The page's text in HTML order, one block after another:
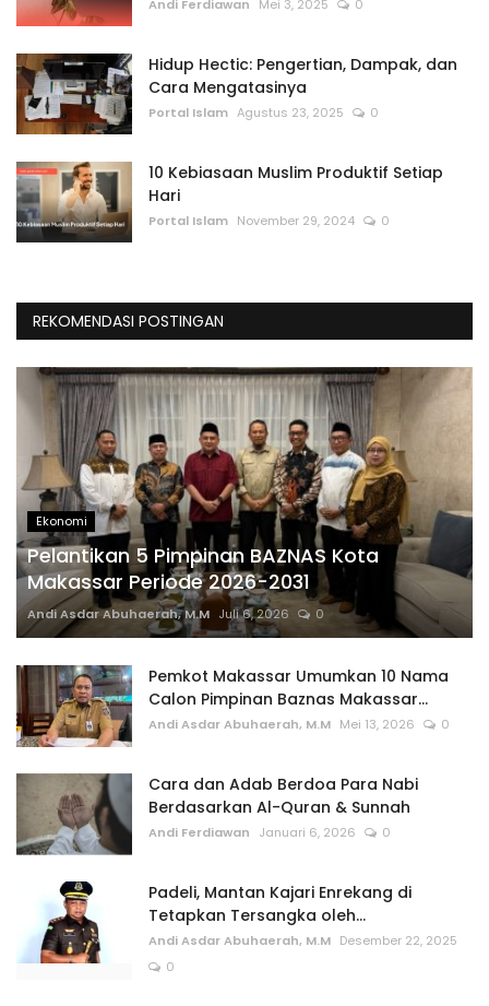
Andi Ferdiawan Mei 3, 2025 0
Hidup Hectic: Pengertian, Dampak, dan
Cara Mengatasinya
Portal Islam Agustus 23, 2025 0
10 Kebiasaan Muslim Produktif Setiap
Hari
Portal Islam November 29, 2024 0
REKOMENDASI POSTINGAN
Ekonomi
Pelantikan 5 Pimpinan BAZNAS Kota
Makassar Periode 2026-2031
Andi Asdar Abuhaerah, M.M Juli 6, 2026 0
Pemkot Makassar Umumkan 10 Nama
Calon Pimpinan Baznas Makassar...
Andi Asdar Abuhaerah, M.M Mei 13, 2026 0
Cara dan Adab Berdoa Para Nabi
Berdasarkan Al-Quran & Sunnah
Andi Ferdiawan Januari 6, 2026 0
Padeli, Mantan Kajari Enrekang di
Tetapkan Tersangka oleh...
Andi Asdar Abuhaerah, M.M Desember 22, 2025
0